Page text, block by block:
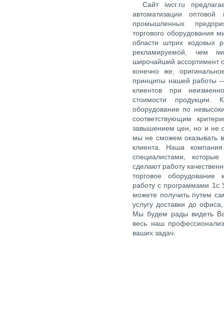
Сайт iwcr.ru
автоматизации
промышленных
торгового оборудования
области штрих кодовых
рекламируемой, чем
широчайший ассортимент
конечно же,
принципы нашей работы
клиентов при
стоимости продукции.
оборудование по
соответствующим
завышением цен, но и не
мы не сможем оказывать
клиента. Наша компания
специалистами,
сделают работу
торговое оборудование
работу с программами 1с
можете получить путем
услугу доставки до
Мы будем рады видеть
весь наш
ваших задач.